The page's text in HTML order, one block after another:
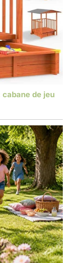
cabane de jeu